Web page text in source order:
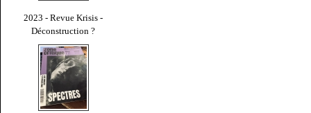
2023 - Revue Krisis -
Déconstruction ?